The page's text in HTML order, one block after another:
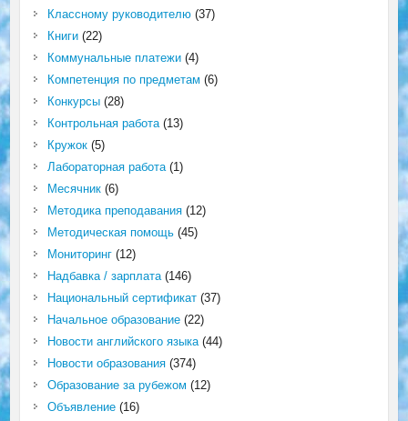
Классному руководителю(37)
Книги(22)
Коммунальные платежи(4)
Компетенция по предметам (6)
Конкурсы(28)
Контрольная работа(13)
Кружок(5)
Лабораторная работа(1)
Месячник(6)
Методика преподавания(12)
Методическая помощь(45)
Мониторинг(12)
Надбавка / зарплата(146)
Национальный сертификат(37)
Начальное образование(22)
Новости английского языка(44)
Новости образования(374)
Образование за рубежом (12)
Объявление(16)